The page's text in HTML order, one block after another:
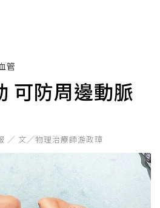
管
可防周邊動脈
／ 文╱物理治療師游政璋